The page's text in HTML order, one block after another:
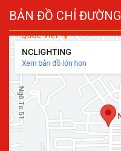
BẢN ĐỒ CHỈ ĐƯỜNG